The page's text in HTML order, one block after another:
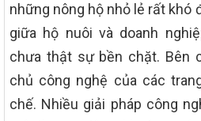
những nông hộ nhỏ lẻ rất khó
giữa hộ nuôi và doanh
chưa thật sự bền chặt. Bên
chủ công nghệ của các
chế. Nhiều giải pháp công